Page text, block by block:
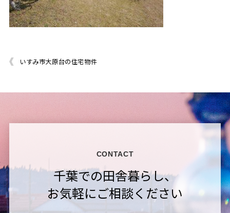
いすみ市大原台の住宅物件
CONTACT
千葉での田舎暮らし、
お気軽にご相談ください